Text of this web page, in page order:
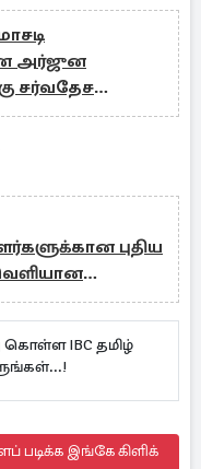
அர்ஜுன
சர்வதேச
புதிய
கொள்ள IBC தமிழ்
படிக்க இங்கே கிளிக்